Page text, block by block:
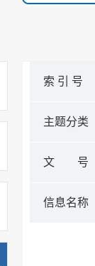
索 引 号
主题分类
文 号
信息名称